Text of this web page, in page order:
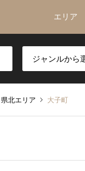
エリア
県北エリア 大子町